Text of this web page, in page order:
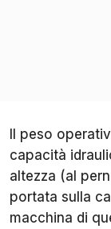
Il peso
capacità
altezza (al
portata sulla
macchina di